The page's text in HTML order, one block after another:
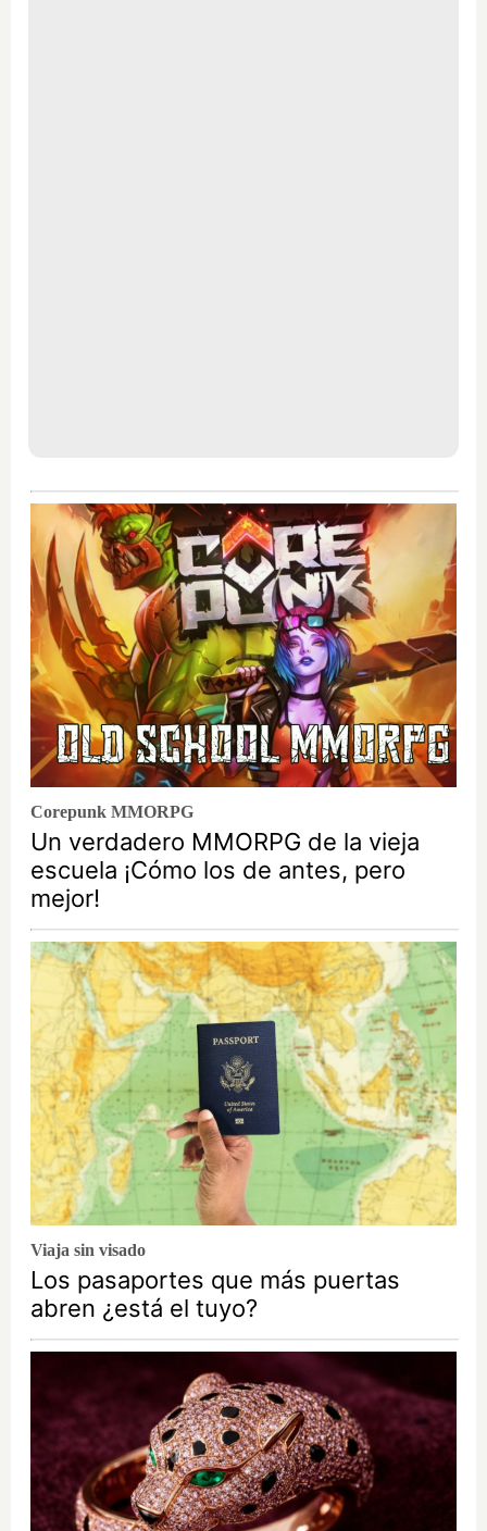
Corepunk MMORPG
Un verdadero MMORPG de la vieja
escuela ¡Cómo los de antes, pero
mejor!
Viaja sin visado
Los pasaportes que más puertas
abren ¿está el tuyo?